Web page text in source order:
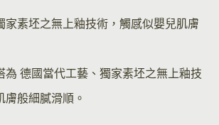
家素坯之無上釉技術，觸感似嬰兒肌膚
為 德國當代工藝、獨家素坯之無上釉技
膚般細膩滑順。